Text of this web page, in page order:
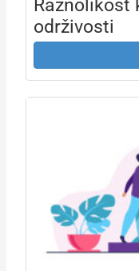
Raznolikost
održivosti